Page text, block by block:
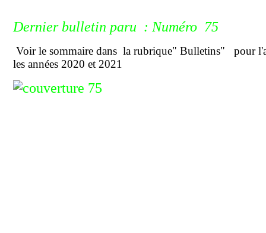
Dernier bulletin paru : Numéro 75
Voir le sommaire dans la rubrique" Bulletins" pour
les années 2020 et 2021